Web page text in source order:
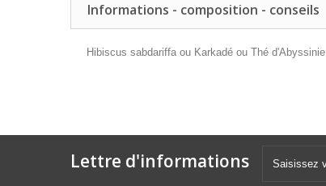
Informations - composition - conseils
Hibiscus sabdariffa ou Karkadé ou Thé d'Abyssinie
Lettre d'informations